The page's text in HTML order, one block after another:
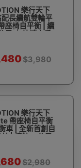
樂行天下
長續航雙輪平
座椅自平衡 | 續
里 ｜ 快速上手
$3,980
樂行天下
帶座椅自平衡
車 | 全新首創自
| 續航15公里
$2,980